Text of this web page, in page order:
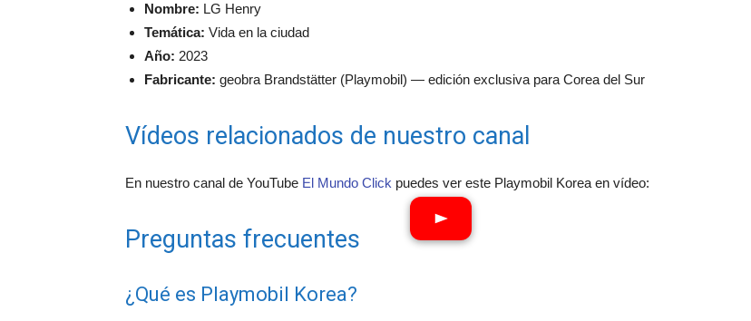
Nombre: LG Henry
Temática: Vida en la ciudad
Año: 2023
Fabricante: geobra Brandstätter (Playmobil) — edición exclusiva para Corea del Sur
Vídeos relacionados de nuestro canal
En nuestro canal de YouTube El Mundo Click puedes ver este Playmobil Korea en vídeo:
Preguntas frecuentes
¿Qué es Playmobil Korea?